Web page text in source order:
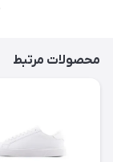
محصولات مرتبط